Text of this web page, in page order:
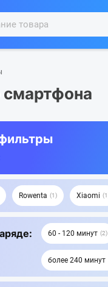
Rowenta 1 Xiaomi 1
60 - 120 минут 2
более 240 минут